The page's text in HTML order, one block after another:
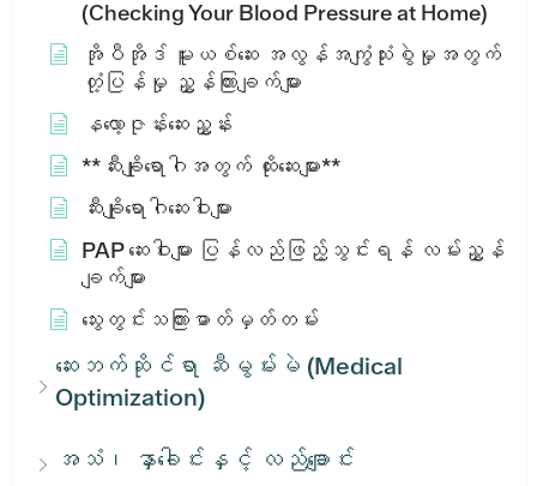
(Checking Your Blood Pressure at Home)
အိုပီအိုဒ် မူးယစ်ဆေး အလွန်အကျွံသုံးစွဲမှုအတွက်
တုံ့ပြန်မှု ညွှန်ကြားချက်များ
နလော့ဇုန်းဆေးညွှန်း
**ဆီးချိုရောဂါအတွက် ထိုးဆေးများ**
ဆီးချိုရောဂါဆေးဝါးများ
PAP ဆေးဝါးများ ပြန်လည်ဖြည့်သွင်းရန် လမ်းညွှန်
ချက်များ
သွေးတွင်းသကြားဓာတ်မှတ်တမ်း
ဆေးဘက်ဆိုင်ရာ ဆီမွမ်းမဲ (Medical
Optimization)
အသံ၊ နှာခေါင်းနှင့် လည်ချောင်း